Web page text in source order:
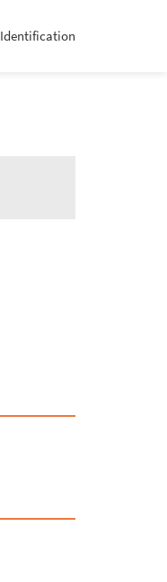
Identification